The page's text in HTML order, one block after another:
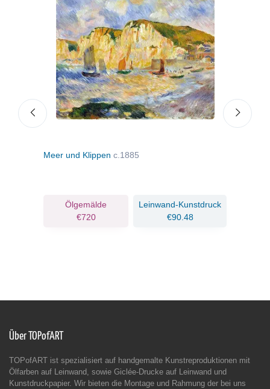
Meer und Klippen c.1885
Ölgemälde
€720
Leinwand-Kunstdruck
€90.48
Über TOPofART
TOPofART ist spezialisiert auf handgemalte Kunstreproduktionen mit
Ölfarben auf Leinwand, sowie Giclée-Drucke auf Leinwand und
Kunstdruckpapier. Wir bieten die Montage und Rahmung der bei uns